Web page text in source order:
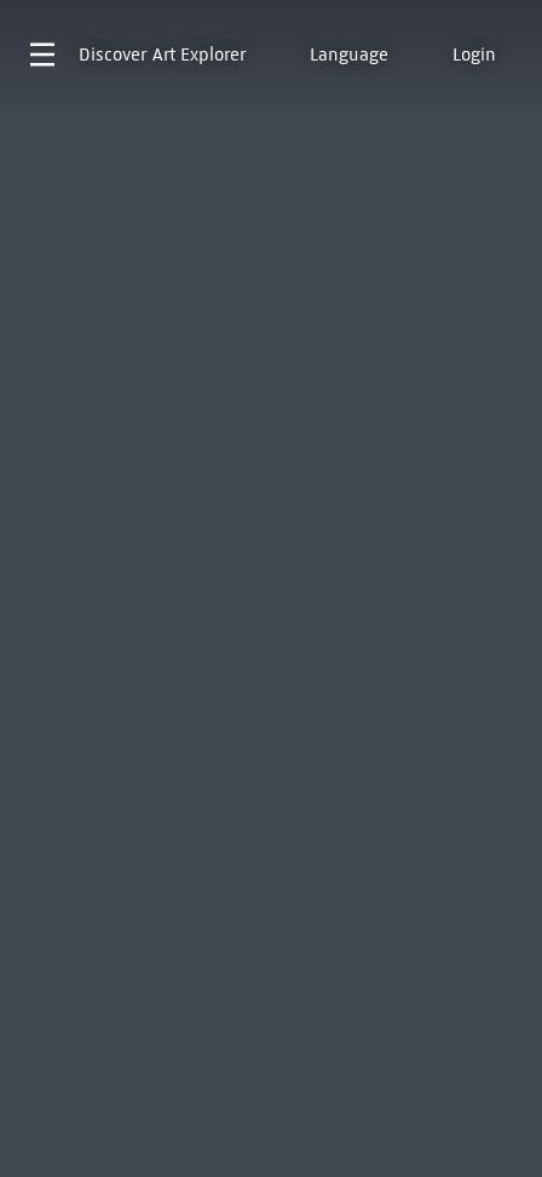
Discover Art Explorer Language Login